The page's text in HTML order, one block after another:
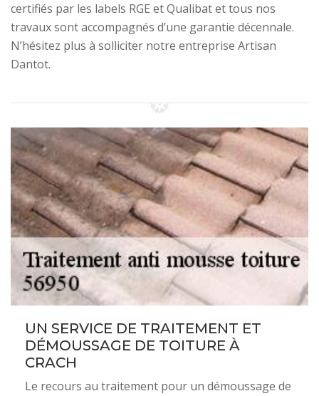
certifiés par les labels RGE et Qualibat et tous nos
travaux sont accompagnés d’une garantie décennale.
N’hésitez plus à solliciter notre entreprise Artisan
Dantot.
UN SERVICE DE TRAITEMENT ET
DÉMOUSSAGE DE TOITURE À
CRACH
Le recours au traitement pour un démoussage de